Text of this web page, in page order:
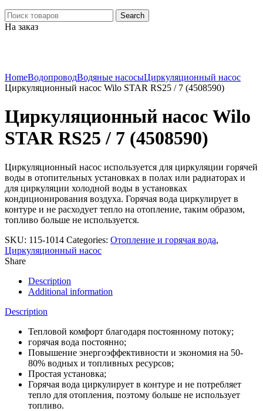
Search
На заказ
HomeВодопроводВодяные насосыЦиркуляционный насос
Циркуляционный насос Wilo STAR RS25 / 7 (4508590)
Циркуляционный насос Wilo
STAR RS25 / 7 (4508590)
Циркуляционный насос используется для циркуляции горячей
воды в отопительных установках в полах или радиаторах и
для циркуляции холодной воды в установках
кондиционирования воздуха. Горячая вода циркулирует в
контуре и не расходует тепло на отопление, таким образом,
топливо больше не используется.
SKU: 115-1014 Categories: Отопление и горячая вода,
Циркуляционный насос
Share
Description
Additional information
Description
Тепловой комфорт благодаря постоянному потоку;
горячая вода постоянно;
Повышение энергоэффективности и экономия на 50-
80% водных и топливных ресурсов;
Простая установка;
Горячая вода циркулирует в контуре и не потребляет
тепло для отопления, поэтому больше не использует
топливо.